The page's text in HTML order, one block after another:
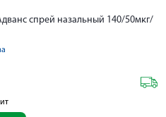
спрей назальный 140/50мкг/